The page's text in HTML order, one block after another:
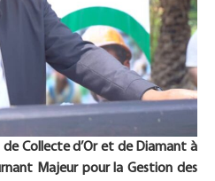
Collecte d’Or et de Diamant à
Majeur pour la Gestion des